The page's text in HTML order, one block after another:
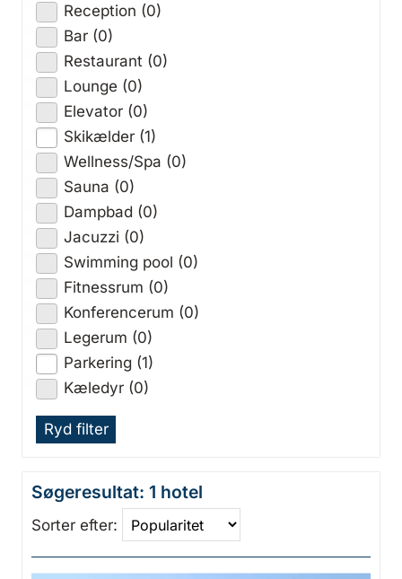
Reception (0)
Bar (0)
Restaurant (0)
Lounge (0)
Elevator (0)
Skikælder (1)
Wellness/Spa (0)
Sauna (0)
Dampbad (0)
Jacuzzi (0)
Swimming pool (0)
Fitnessrum (0)
Konferencerum (0)
Legerum (0)
Parkering (1)
Kæledyr (0)
Ryd filter
Søgeresultat: 1 hotel
Sorter efter: